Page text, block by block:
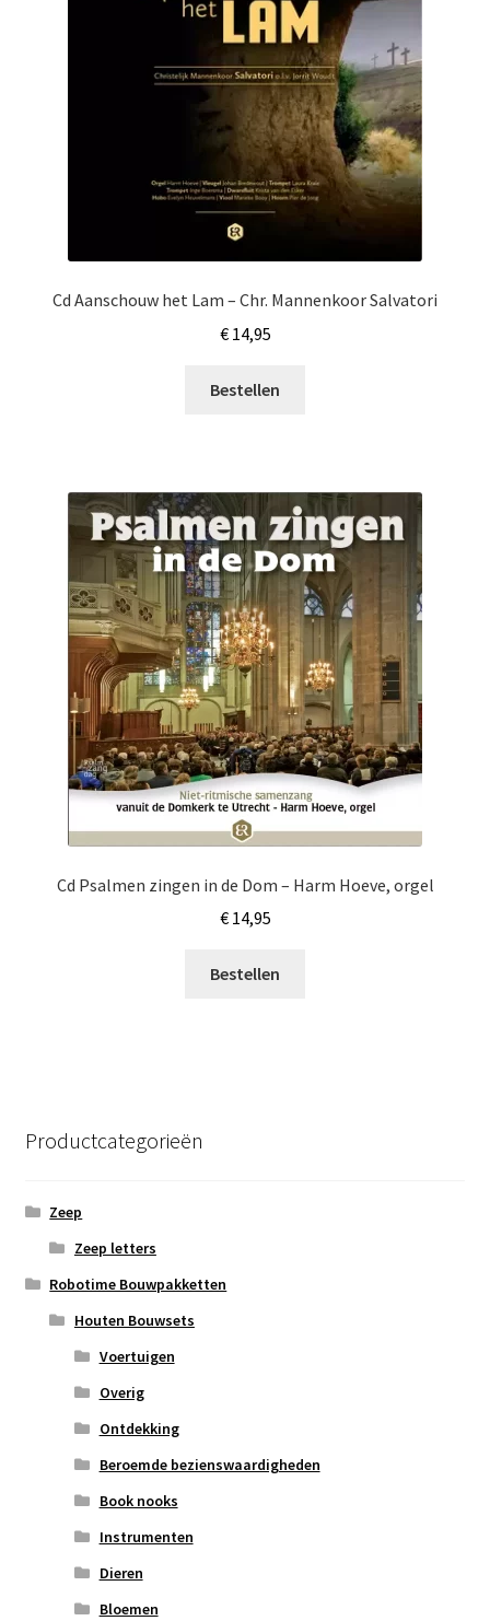
Cd Aanschouw het Lam – Chr. Mannenkoor Salvatori
€14,95
Bestellen
Cd Psalmen zingen in de Dom – Harm Hoeve, orgel
€14,95
Bestellen
Productcategorieën
Zeep
Zeep letters
Robotime Bouwpakketten
Houten Bouwsets
Voertuigen
Overig
Ontdekking
Beroemde bezienswaardigheden
Book nooks
Instrumenten
Dieren
Bloemen